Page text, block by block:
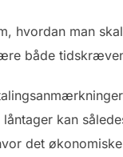
hvordan man
både
kan
det